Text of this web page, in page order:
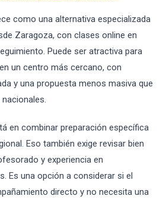
como una alternativa especializada
Zaragoza, con clases online en
Puede ser atractiva para
un centro más cercano, con
y una propuesta menos masiva que
en combinar preparación específica
Eso también exige revisar bien
y experiencia en
Es una opción a considerar si el
directo y no necesita una